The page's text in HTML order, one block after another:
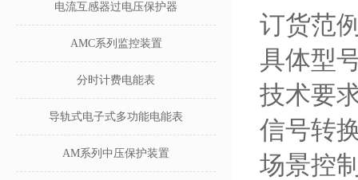
电流互感器过电压保护器
AMC系列监控装置
分时计费电能表
导轨式电子式多功能电能表
AM系列中压保护装置
订货范
具体型
技术要
信号转
场景控